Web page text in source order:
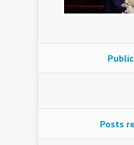
Posts